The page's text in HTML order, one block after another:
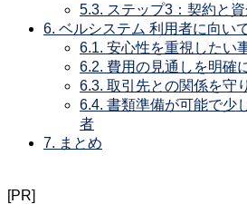
5.3. ステップ3：契約と
6. ベルシステム 利用者に向い
6.1. 安心性を重視したい
6.2. 費用の見通しを明確
6.3. 取引先との関係を守
6.4. 書類準備が可能で少
者
7. まとめ
[PR]